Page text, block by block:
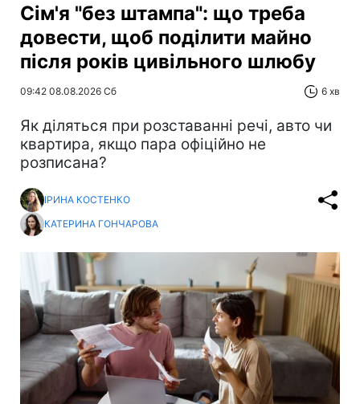
Сім'я "без штампа": що треба
довести, щоб поділити майно
після років цивільного шлюбу
09:42 08.08.2026 Сб 6 хв
Як діляться при розставанні речі, авто чи
квартира, якщо пара офіційно не
розписана?
ІРИНА КОСТЕНКО
КАТЕРИНА ГОНЧАРОВА